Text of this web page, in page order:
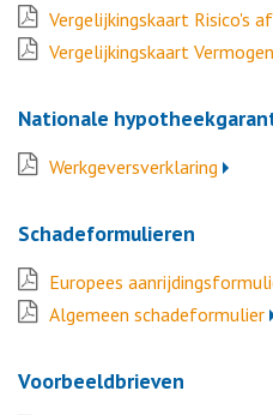
Vergelijkingskaart Risico's
Vergelijkingskaart
Nationale
Werkgeversverklaring
Schadeformulieren
Europees
Algemeen schadeformulier
Voorbeeldbrieven